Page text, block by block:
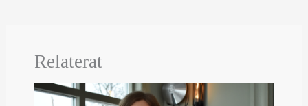
Relaterat